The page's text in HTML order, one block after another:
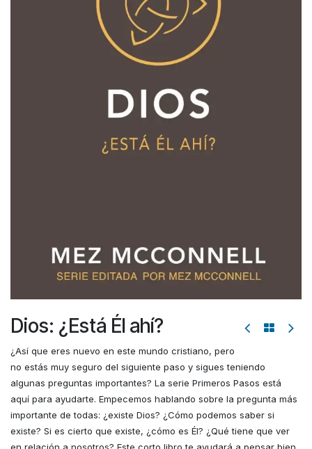
Dios: ¿Está Él ahí?
¿Así que eres nuevo en este mundo cristiano, pero
no estás muy seguro del siguiente paso y sigues teniendo
algunas preguntas importantes? La serie Primeros Pasos está
aquí para ayudarte. Empecemos hablando sobre la pregunta más
importante de todas: ¿existe Dios? ¿Cómo podemos saber si
existe? Si es cierto que existe, ¿cómo es Él? ¿Qué tiene que ver